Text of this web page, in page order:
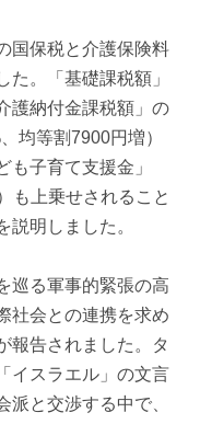
国保税と介護保険料
。「基礎課税額」
護納付金課税額」の
均等割7900円増）
も子育て支援金」
も上乗せされること
説明しました。
巡る軍事的緊張の高
社会との連携を求め
報告されました。タ
イスラエル」の文言
派と交渉する中で、